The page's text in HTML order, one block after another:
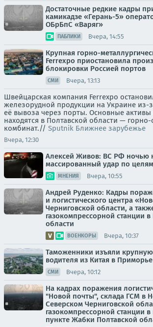
Достаточные редкие кадры
камикадзе «Герань-5»
ОБрБпС «Варяг»
ПАБЛИКИ Вчера, 14:55
Крупная горно-
Ferrexpo приостановила
блокировки Россией портов
СМИ Вчера, 13:13
Швейцарская компания Ferrexpo
железорудной продукции на Украине из-
её вывоза через порты. Основные
находятся в Полтавской области —
комбинат.// Sputnik Ближнее зарубежье
Вчера, 12:30
Алексей Живов: ВС РФ ночью
массированный удар по
МНЕНИЯ Вчера, 10:55
Андрей Руденко: Кадры
и логистического центра
Черниговской области, а
газокомпрессорной станции в
области
ВОЕНКОРЫ Вчера, 10:37
Таможенники изъяли
водителя из Китая в Приморье
СМИ Вчера, 10:12
На кадрах поражения
"Новой почты", склада ГСМ в
Северском Черниговской
газокомпрессорной станции
пункте Жабки Полтавской